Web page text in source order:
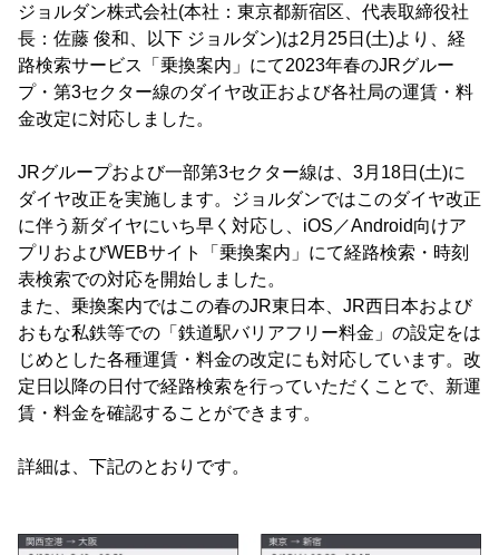
ジョルダン株式会社(本社：東京都新宿区、代表取締役社
長：佐藤 俊和、以下 ジョルダン)は2月25日(土)より、経
路検索サービス「乗換案内」にて2023年春のJRグルー
プ・第3セクター線のダイヤ改正および各社局の運賃・料
金改定に対応しました。
JRグループおよび一部第3セクター線は、3月18日(土)に
ダイヤ改正を実施します。ジョルダンではこのダイヤ改正
に伴う新ダイヤにいち早く対応し、iOS／Android向けア
プリおよびWEBサイト「乗換案内」にて経路検索・時刻
表検索での対応を開始しました。
また、乗換案内ではこの春のJR東日本、JR西日本および
おもな私鉄等での「鉄道駅バリアフリー料金」の設定をは
じめとした各種運賃・料金の改定にも対応しています。改
定日以降の日付で経路検索を行っていただくことで、新運
賃・料金を確認することができます。
詳細は、下記のとおりです。